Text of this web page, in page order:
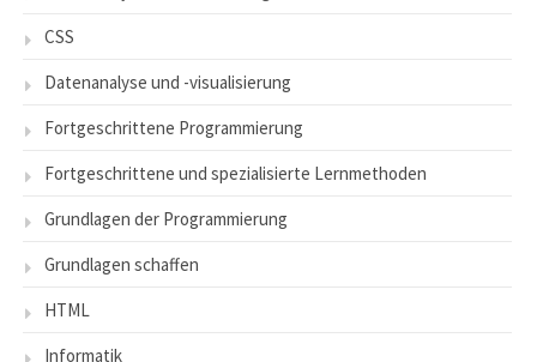
CSS
Datenanalyse und -visualisierung
Fortgeschrittene Programmierung
Fortgeschrittene und spezialisierte Lernmethoden
Grundlagen der Programmierung
Grundlagen schaffen
HTML
Informatik